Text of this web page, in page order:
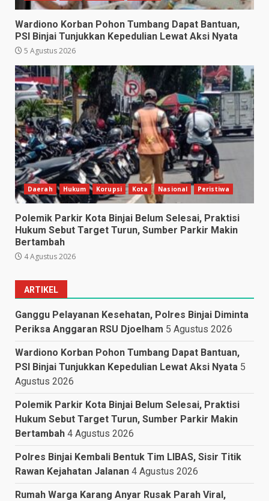
Wardiono Korban Pohon Tumbang Dapat Bantuan,
PSI Binjai Tunjukkan Kepedulian Lewat Aksi Nyata
5 Agustus 2026
Daerah Hukum Korupsi Kota Nasional Peristiwa
Polemik Parkir Kota Binjai Belum Selesai, Praktisi
Hukum Sebut Target Turun, Sumber Parkir Makin
Bertambah
4 Agustus 2026
ARTIKEL
Ganggu Pelayanan Kesehatan, Polres Binjai Diminta
Periksa Anggaran RSU Djoelham 5 Agustus 2026
Wardiono Korban Pohon Tumbang Dapat Bantuan,
PSI Binjai Tunjukkan Kepedulian Lewat Aksi Nyata 5
Agustus 2026
Polemik Parkir Kota Binjai Belum Selesai, Praktisi
Hukum Sebut Target Turun, Sumber Parkir Makin
Bertambah 4 Agustus 2026
Polres Binjai Kembali Bentuk Tim LIBAS, Sisir Titik
Rawan Kejahatan Jalanan 4 Agustus 2026
Rumah Warga Karang Anyar Rusak Parah Viral,